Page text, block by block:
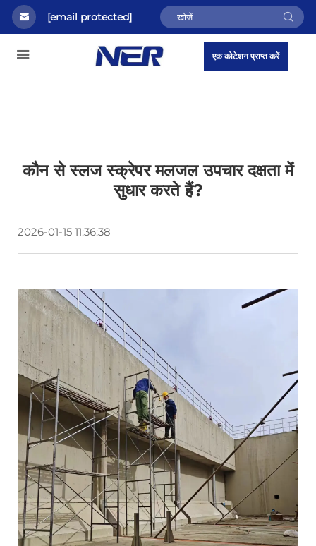
[email protected]
एक कोटेशन प्राप्त करें
कौन से स्लज स्क्रेपर मलजल उपचार दक्षता में
सुधार करते हैं?
2026-01-15 11:36:38